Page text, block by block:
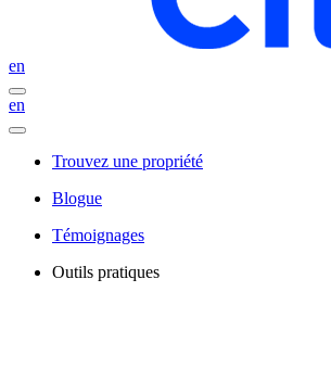
en
en
Trouvez une propriété
Blogue
Témoignages
Outils pratiques